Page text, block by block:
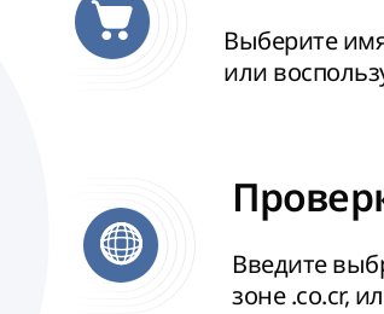
Выберите
или
Введите
зоне .co.cr,